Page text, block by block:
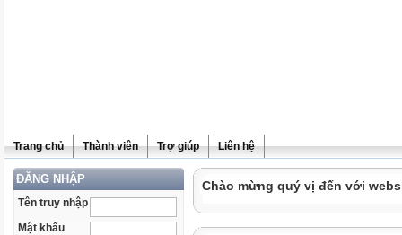
Trang chủ Thành viên Trợ giúp Liên hệ
ĐĂNG NHẬP
Tên truy nhập
Mật khẩu
Chào mừng quý vị đến với